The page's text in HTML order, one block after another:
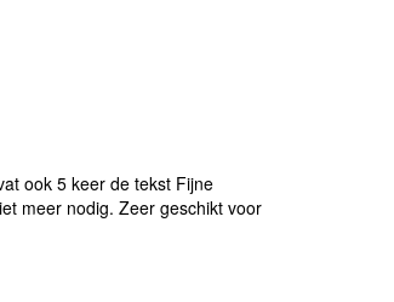
ook 5 keer de tekst Fijne
meer nodig. Zeer geschikt voor